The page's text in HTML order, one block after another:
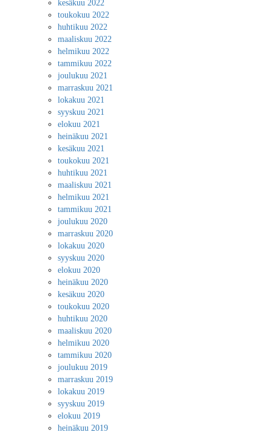
kesäkuu 2022
toukokuu 2022
huhtikuu 2022
maaliskuu 2022
helmikuu 2022
tammikuu 2022
joulukuu 2021
marraskuu 2021
lokakuu 2021
syyskuu 2021
elokuu 2021
heinäkuu 2021
kesäkuu 2021
toukokuu 2021
huhtikuu 2021
maaliskuu 2021
helmikuu 2021
tammikuu 2021
joulukuu 2020
marraskuu 2020
lokakuu 2020
syyskuu 2020
elokuu 2020
heinäkuu 2020
kesäkuu 2020
toukokuu 2020
huhtikuu 2020
maaliskuu 2020
helmikuu 2020
tammikuu 2020
joulukuu 2019
marraskuu 2019
lokakuu 2019
syyskuu 2019
elokuu 2019
heinäkuu 2019